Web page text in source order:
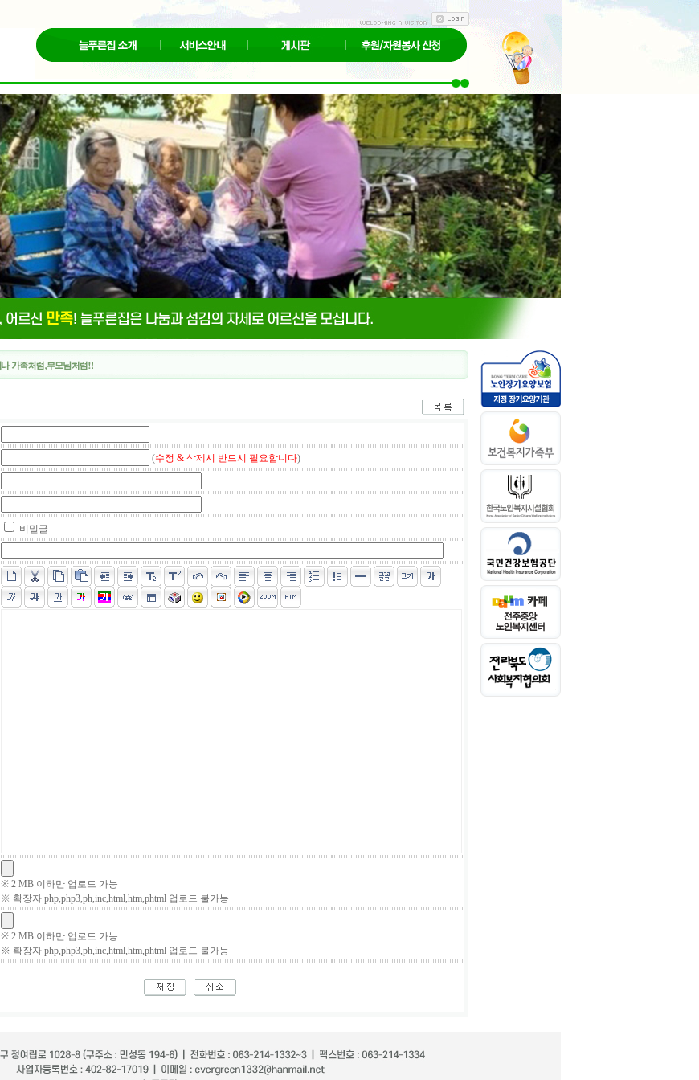
(수정 & 삭제시 반드시 필요합니다)
비밀글
※ 2 MB 이하만 업로드 가능
※ 확장자 php,php3,ph,inc,html,htm,phtml 업로드 불가능
※ 2 MB 이하만 업로드 가능
※ 확장자 php,php3,ph,inc,html,htm,phtml 업로드 불가능